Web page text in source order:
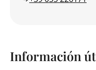
Información